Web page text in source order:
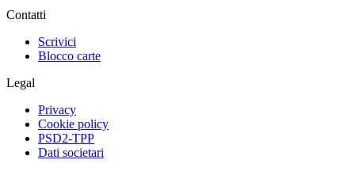
Contatti
Scrivici
Blocco carte
Legal
Privacy
Cookie policy
PSD2-TPP
Dati societari